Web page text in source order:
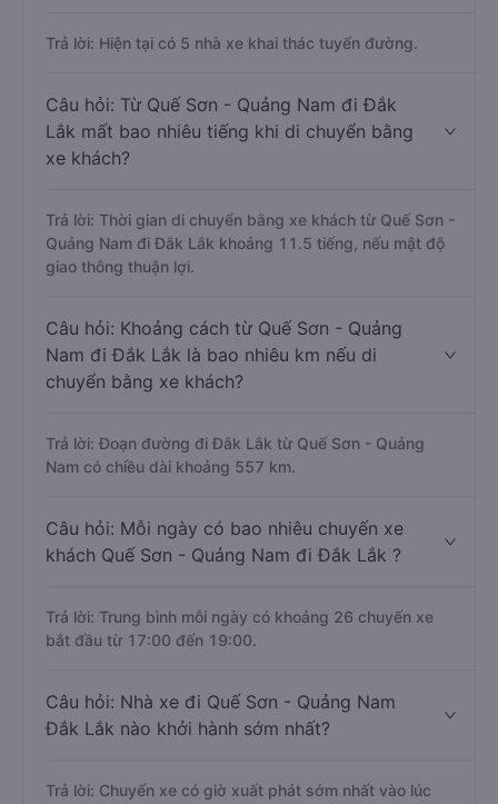
Trả lời: Hiện tại có 5 nhà xe khai thác tuyến đường.
Câu hỏi: Từ Quế Sơn - Quảng Nam đi Đắk
Lắk mất bao nhiêu tiếng khi di chuyển bằng
xe khách?
Trả lời: Thời gian di chuyển bằng xe khách từ Quế Sơn -
Quảng Nam đi Đắk Lắk khoảng 11.5 tiếng, nếu mật độ
giao thông thuận lợi.
Câu hỏi: Khoảng cách từ Quế Sơn - Quảng
Nam đi Đắk Lắk là bao nhiêu km nếu di
chuyển bằng xe khách?
Trả lời: Đoạn đường đi Đắk Lắk từ Quế Sơn - Quảng
Nam có chiều dài khoảng 557 km.
Câu hỏi: Mỗi ngày có bao nhiêu chuyến xe
khách Quế Sơn - Quảng Nam đi Đắk Lắk ?
Trả lời: Trung bình mỗi ngày có khoảng 26 chuyến xe
bắt đầu từ 17:00 đến 19:00.
Câu hỏi: Nhà xe đi Quế Sơn - Quảng Nam
Đắk Lắk nào khởi hành sớm nhất?
Trả lời: Chuyến xe có giờ xuất phát sớm nhất vào lúc